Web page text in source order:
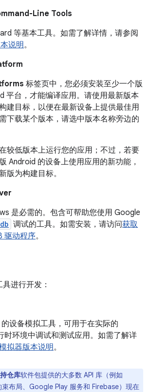
Line Tools
等基本工具。如需了解详情，请参阅
说明。
标签页中，您必须安装至少一个版
平台，才能编译应用。请使用最新版本
建目标，以便在最新设备上提供最佳用
下载某个版本，请选中版本名称旁边的
较低版本上运行您的应用；不过，若要
Android 的设备上使用应用的新功能，
版为构建目标。
是必需的。包含可帮助您使用 Google
调试的工具。如需安装，请访问获取
驱动程序。
进行开发：
的设备模拟工具，可用于在实际的
时环境中调试和测试应用。如需了解详
拟器版本说明。
仓库软件包提供的大多数 API 库（例如
布局、Google Play 服务和 Firebase）现在